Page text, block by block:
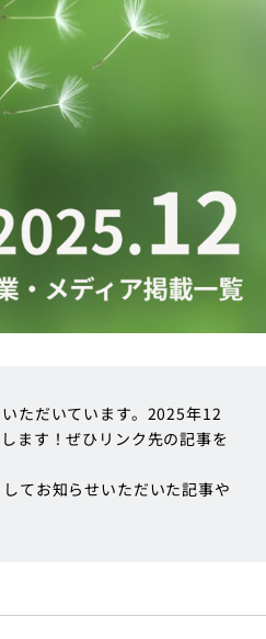
ただいています。2025年12
ます！ぜひリンク先の記事を
てお知らせいただいた記事や